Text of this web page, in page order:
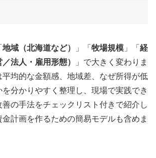
地域（北海道など） 」「 牧場規模 」「 経
法人・雇用形態）
」で大きく変わりま
均的な金額感、地域差、なぜ所得が低
を分かりやすく整理し、現場で実践でき
善の手法をチェックリスト付きで紹介し
金計画を作るための簡易モデルも含めま